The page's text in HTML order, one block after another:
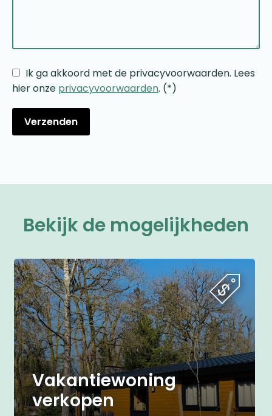
Ik ga akkoord met de privacyvoorwaarden. Lees
hier onze privacyvoorwaarden. (*)
Bekijk de mogelijkheden
Vakantiewoning
verkopen